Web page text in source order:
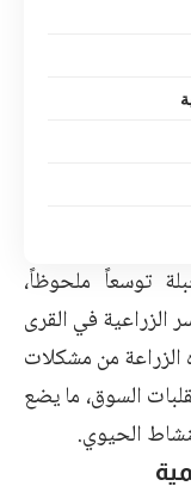
توسعاً ملحوظاً،
الزراعية في القرى
الزراعة من مشكلات
السوق، ما يضع
الحيوي.